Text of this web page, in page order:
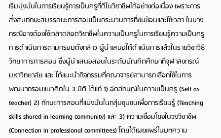
เริ่มมุ่งมั่นในการเรียนรู้การเป็นครูที่ดีในวิชาชีพได้อย่างต่อเนื่อง เพราะการ
สั่งสมทักษะสมรรถนะการสอนเป็นกระบวนการที่ซับซ้อนและใช้เวลา ในบาง
กรณีอาจต้องใช้เวลาตลอดวิชาชีพในความเป็นครูในการเรียนรู้ความเป็นครู
การดำเนินการตามกรอบดังกล่าว ผู้นำเสนอได้ดำเนินการแล้วในรายวิชาวิธี
วิทยาการการสอน ซึ่งผู้นำเสนอสอนในระดับบัณฑิตศึกษาที่จุฬาลงกรณ์
มหาวิทยาลัย และ ได้แนะนำกิจกรรมที่คณาจารย์สามารถเลือกใช้ในการ
พัฒนากรอบแนวคิดใน 3 มิติ ได้แก่ 1) อัตลักษณ์ในความเป็นครู (Self as
teacher) 2) ทักษะการสอนที่แบ่งปันในกลุ่มชุมชนเพื่อการเรียนรู้ (Teaching
skills shared in learning community) และ 3) ความเชื่อมโยงในวงวิชาชีพ
(Connection in professional committees) โดยได้เผยแพร่ในบทความ